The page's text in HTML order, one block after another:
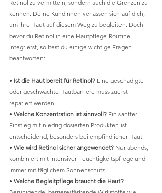
Retinol zu vermitteln, sondern auch die Grenzen zu
kennen. Deine Kundinnen verlassen sich auf dich,
um ihre Haut auf diesem Weg zu begleiten. Doch
bevor du Retinol in eine Hautpflege-Routine
integrierst, solltest du einige wichtige Fragen
beantworten:
• Ist die Haut bereit für Retinol? Eine geschädigte
oder geschwächte Hautbarriere muss zuerst
repariert werden.
• Welche Konzentration ist sinnvoll? Ein sanfter
Einstieg mit niedrig dosierten Produkten ist
entscheidend, besonders bei empfindlicher Haut.
• Wie wird Retinol sicher angewendet? Nur abends,
kombiniert mit intensiver Feuchtigkeitspflege und
immer mit täglichem Sonnenschutz.
• Welche Begleitpflege braucht die Haut?